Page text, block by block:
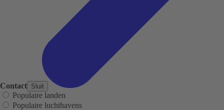
Contact Sluit
Populaire landen
Populaire luchthavens